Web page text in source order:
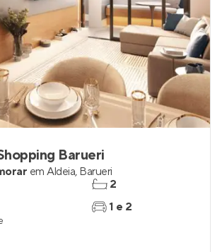
Barueri
em Aldeia, Barueri
2
1 e 2